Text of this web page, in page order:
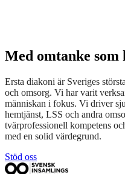
Med omtanke som
Ersta diakoni är Sveriges
och omsorg. Vi har varit
människan i fokus. Vi driver
hemtjänst, LSS och andra
tvärprofessionell kompetens
med en solid värdegrund.
Stöd oss